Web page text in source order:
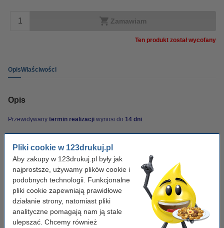
Pliki cookie w 123drukuj.pl
Aby zakupy w 123drukuj.pl były jak
najprostsze, używamy plików cookie i
podobnych technologii. Funkcjonalne
pliki cookie zapewniają prawidłowe
działanie strony, natomiast pliki
analityczne pomagają nam ją stale
ulepszać. Chcemy również
Zamawiam
Ten produkt został wycofany
OpisWłaściwości
Opis
Przewidywany termin realizacji wynosi do 14 dni.
Właściwości
Kolor: -
Typ: zestaw do czyszczenia
Wersja: Standard
Wydajność: ± 14.000 stron